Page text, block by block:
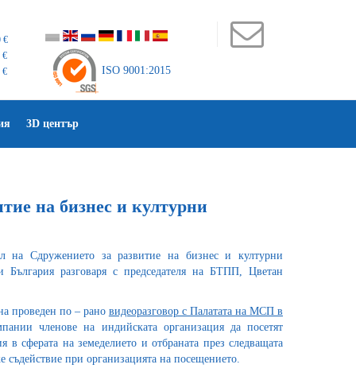
€
€
€
ISO 9001:2015
3D център
на бизнес и културни
на Сдружението за развитие на бизнес и културни
разговаря с председателя на БТПП, Цветан
проведен по – рано видеоразговор с Палатата на МСП в
членове на индийската организация да посетят
в сферата на земеделието и отбраната през следващата
при организацията на посещението.